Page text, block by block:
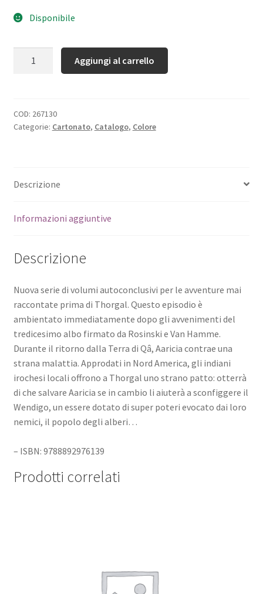
Disponibile
Aggiungi al carrello
COD: 267130
Categorie: Cartonato, Catalogo, Colore
Descrizione
Informazioni aggiuntive
Descrizione
Nuova serie di volumi autoconclusivi per le avventure mai
raccontate prima di Thorgal. Questo episodio è
ambientato immediatamente dopo gli avvenimenti del
tredicesimo albo firmato da Rosinski e Van Hamme.
Durante il ritorno dalla Terra di Qâ, Aaricia contrae una
strana malattia. Approdati in Nord America, gli indiani
irochesi locali offrono a Thorgal uno strano patto: otterrà
di che salvare Aaricia se in cambio li aiuterà a sconfiggere il
Wendigo, un essere dotato di super poteri evocato dai loro
nemici, il popolo degli alberi…
– ISBN: 9788892976139
Prodotti correlati